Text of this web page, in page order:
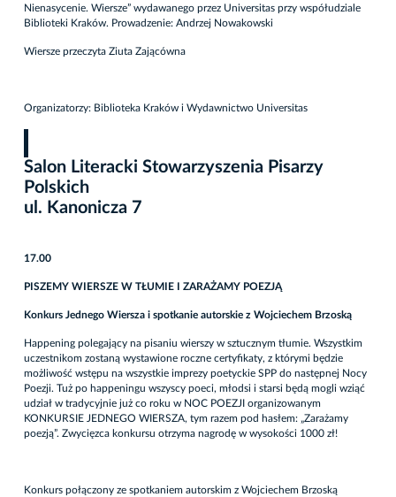
Nienasycenie. Wiersze” wydawanego przez Universitas przy współudziale
Biblioteki Kraków. Prowadzenie: Andrzej Nowakowski
Wiersze przeczyta Ziuta Zającówna
Organizatorzy: Biblioteka Kraków i Wydawnictwo Universitas
Salon Literacki Stowarzyszenia Pisarzy
Polskich
ul. Kanonicza 7
17.00
PISZEMY WIERSZE W TŁUMIE I ZARAŻAMY POEZJĄ
Konkurs Jednego Wiersza i spotkanie autorskie z Wojciechem Brzoską
Happening polegający na pisaniu wierszy w sztucznym tłumie. Wszystkim
uczestnikom zostaną wystawione roczne certyfikaty, z którymi będzie
możliwość wstępu na wszystkie imprezy poetyckie SPP do następnej Nocy
Poezji. Tuż po happeningu wszyscy poeci, młodsi i starsi będą mogli wziąć
udział w tradycyjnie już co roku w NOC POEZJI organizowanym
KONKURSIE JEDNEGO WIERSZA, tym razem pod hasłem: „Zarażamy
poezją”. Zwycięzca konkursu otrzyma nagrodę w wysokości 1000 zł!
Konkurs połączony ze spotkaniem autorskim z Wojciechem Brzoską